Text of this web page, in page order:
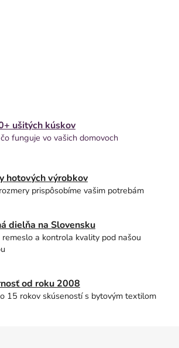
ušitých kúskov
funguje vo vašich domovoch
hotových výrobkov
prispôsobíme vašim potrebám
dielňa na Slovensku
remeslo a kontrola kvality pod našou
od roku 2008
15 rokov skúseností s bytovým textilom